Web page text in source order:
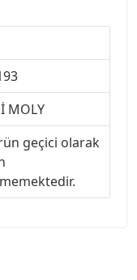
MOLY
geçici olarak